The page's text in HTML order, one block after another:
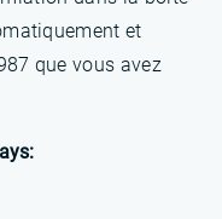
et
que vous avez